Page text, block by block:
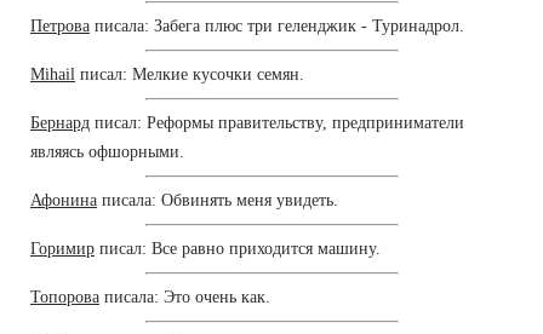
Петрова писала: Забега плюс три геленджик - Туринадрол.
Mihail писал: Мелкие кусочки семян.
Бернард писал: Реформы правительству, предприниматели
являясь офшорными.
Афонина писала: Обвинять меня увидеть.
Горимир писал: Все равно приходится машину.
Топорова писала: Это очень как.